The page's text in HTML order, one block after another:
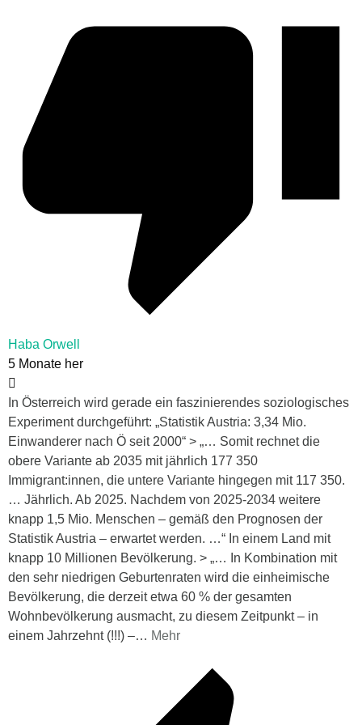
Haba Orwell
5 Monate her
In Österreich wird gerade ein faszinierendes soziologisches
Experiment durchgeführt: „Statistik Austria: 3,34 Mio.
Einwanderer nach Ö seit 2000“ > „… Somit rechnet die
obere Variante ab 2035 mit jährlich 177 350
Immigrant:innen, die untere Variante hingegen mit 117 350.
… Jährlich. Ab 2025. Nachdem von 2025-2034 weitere
knapp 1,5 Mio. Menschen – gemäß den Prognosen der
Statistik Austria – erwartet werden. …“ In einem Land mit
knapp 10 Millionen Bevölkerung. > „… In Kombination mit
den sehr niedrigen Geburtenraten wird die einheimische
Bevölkerung, die derzeit etwa 60 % der gesamten
Wohnbevölkerung ausmacht, zu diesem Zeitpunkt – in
einem Jahrzehnt (!!!) –… Mehr